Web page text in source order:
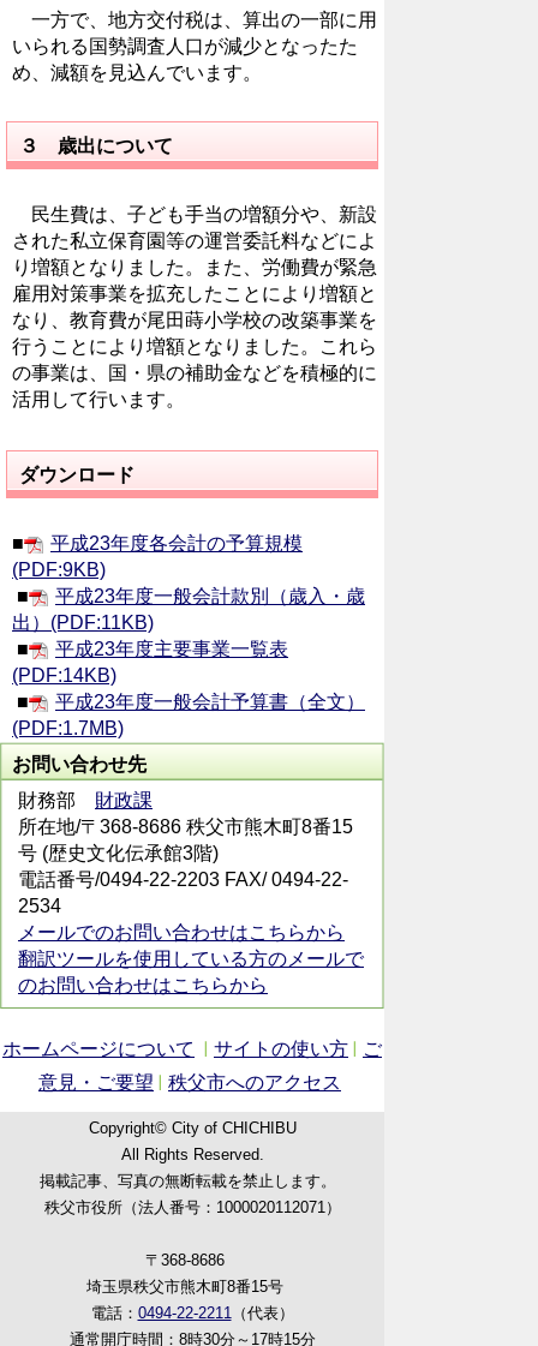
一方で、地方交付税は、算出の一部に用
いられる国勢調査人口が減少となったた
め、減額を見込んでいます。
３ 歳出について
民生費は、子ども手当の増額分や、新設
された私立保育園等の運営委託料などによ
り増額となりました。また、労働費が緊急
雇用対策事業を拡充したことにより増額と
なり、教育費が尾田蒔小学校の改築事業を
行うことにより増額となりました。これら
の事業は、国・県の補助金などを積極的に
活用して行います。
ダウンロード
■
平成23年度各会計の予算規模
(PDF:9KB)
■
平成23年度一般会計款別（歳入・歳
出）(PDF:11KB)
■
平成23年度主要事業一覧表
(PDF:14KB)
■
平成23年度一般会計予算書（全文）
(PDF:1.7MB)
お問い合わせ先
財務部 財政課
所在地/〒368-8686 秩父市熊木町8番15
号 (歴史文化伝承館3階)
電話番号/0494-22-2203 FAX/ 0494-22-
2534
メールでのお問い合わせはこちらから
翻訳ツールを使用している方のメールで
のお問い合わせはこちらから
ホームページについて サイトの使い方
ご
意見・ご要望
秩父市へのアクセス
Copyright© City of CHICHIBU
All Rights Reserved.
掲載記事、写真の無断転載を禁止します。
秩父市役所（法人番号：1000020112071）
〒368-8686
埼玉県秩父市熊木町8番15号
電話： 0494-22-2211（代表）
通常開庁時間：8時30分～17時15分